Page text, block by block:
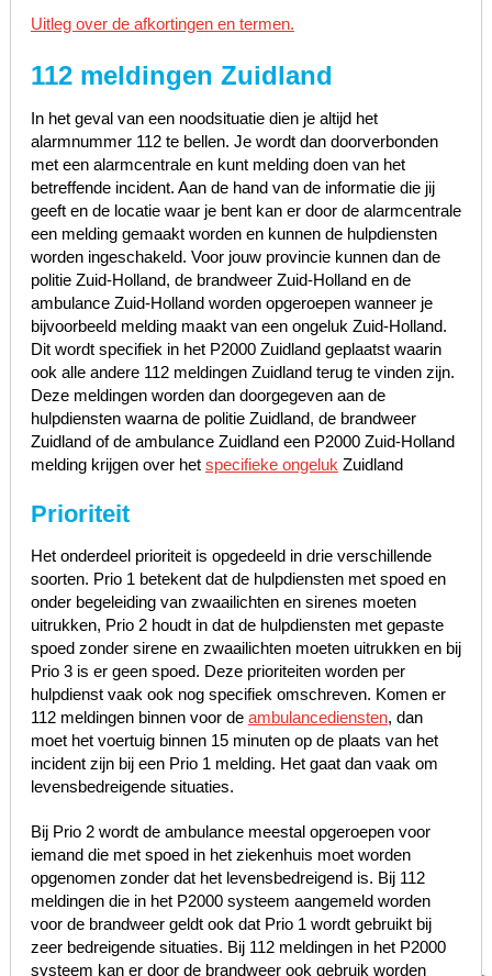
Uitleg over de afkortingen en termen.
112 meldingen Zuidland
In het geval van een noodsituatie dien je altijd het
alarmnummer 112 te bellen. Je wordt dan doorverbonden
met een alarmcentrale en kunt melding doen van het
betreffende incident. Aan de hand van de informatie die jij
geeft en de locatie waar je bent kan er door de alarmcentrale
een melding gemaakt worden en kunnen de hulpdiensten
worden ingeschakeld. Voor jouw provincie kunnen dan de
politie Zuid-Holland, de brandweer Zuid-Holland en de
ambulance Zuid-Holland worden opgeroepen wanneer je
bijvoorbeeld melding maakt van een ongeluk Zuid-Holland.
Dit wordt specifiek in het P2000 Zuidland geplaatst waarin
ook alle andere 112 meldingen Zuidland terug te vinden zijn.
Deze meldingen worden dan doorgegeven aan de
hulpdiensten waarna de politie Zuidland, de brandweer
Zuidland of de ambulance Zuidland een P2000 Zuid-Holland
melding krijgen over het specifieke ongeluk Zuidland
Prioriteit
Het onderdeel prioriteit is opgedeeld in drie verschillende
soorten. Prio 1 betekent dat de hulpdiensten met spoed en
onder begeleiding van zwaailichten en sirenes moeten
uitrukken, Prio 2 houdt in dat de hulpdiensten met gepaste
spoed zonder sirene en zwaailichten moeten uitrukken en bij
Prio 3 is er geen spoed. Deze prioriteiten worden per
hulpdienst vaak ook nog specifiek omschreven. Komen er
112 meldingen binnen voor de ambulancediensten, dan
moet het voertuig binnen 15 minuten op de plaats van het
incident zijn bij een Prio 1 melding. Het gaat dan vaak om
levensbedreigende situaties.
Bij Prio 2 wordt de ambulance meestal opgeroepen voor
iemand die met spoed in het ziekenhuis moet worden
opgenomen zonder dat het levensbedreigend is. Bij 112
meldingen die in het P2000 systeem aangemeld worden
voor de brandweer geldt ook dat Prio 1 wordt gebruikt bij
zeer bedreigende situaties. Bij 112 meldingen in het P2000
systeem kan er door de brandweer ook gebruik worden